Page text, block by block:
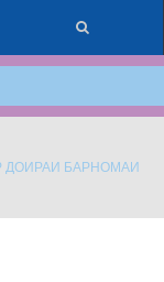
ДОИРАИ БАРНОМАИ